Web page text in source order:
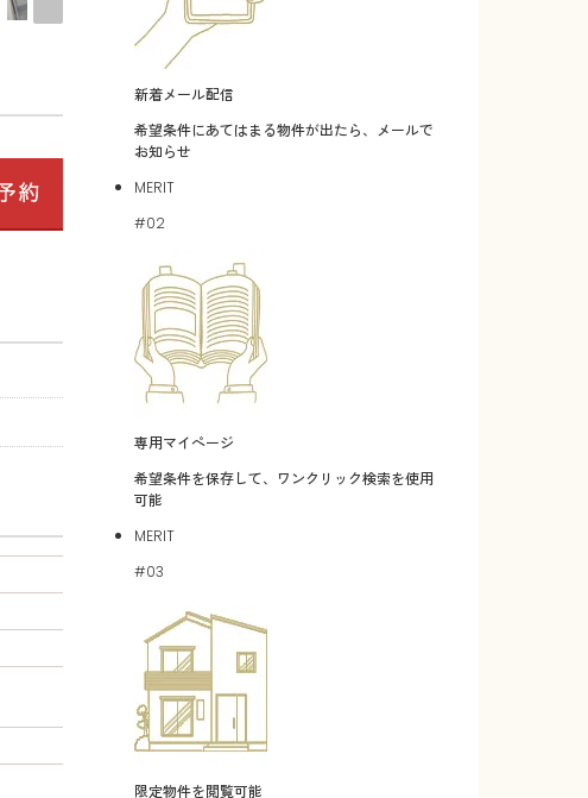
新着メール配信
希望条件にあてはまる物件が出たら、メールで
お知らせ
MERIT
#02
専用マイページ
希望条件を保存して、ワンクリック検索を使用
可能
MERIT
#03
限定物件を閲覧可能